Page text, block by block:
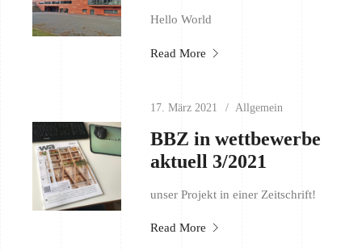
Hello World
Read More
17. März 2021 Allgemein
BBZ in wettbewerbe
aktuell 3/2021
unser Projekt in einer Zeitschrift!
Read More